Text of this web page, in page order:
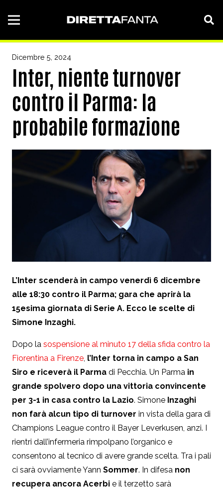
Dicembre 5, 2024
Inter, niente turnover
contro il Parma: la
probabile formazione
L’Inter scenderà in campo venerdì 6 dicembre
alle 18:30 contro il Parma; gara che aprirà la
15esima giornata di Serie A. Ecco le scelte di
Simone Inzaghi.
Dopo la sospensione al minuto 17 della sfida contro la
Fiorentina a Firenze, l’Inter torna in campo a San
Siro e riceverà il Parma di Pecchia. Un Parma in
grande spolvero dopo una vittoria convincente
per 3-1 in casa contro la Lazio. Simone Inzaghi
non farà alcun tipo di turnover in vista della gara di
Champions League contro il Bayer Leverkusen, anzi. I
rientri dall’infermeria rimpolpano l’organico e
consentono al tecnico di avere grande scelta. Tra i pali
ci sarà ovviamente Yann Sommer. In difesa non
recupera ancora Acerbi e il terzetto sarà